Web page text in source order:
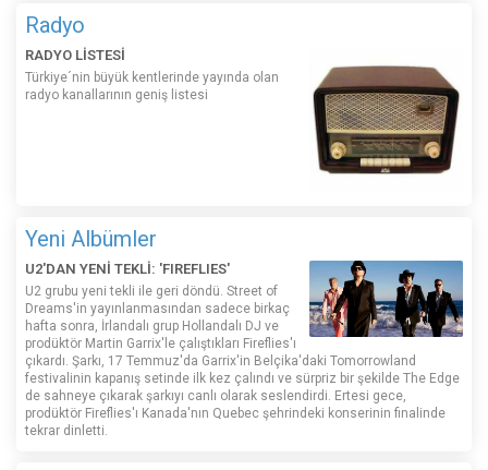
Radyo
RADYO LİSTESİ
Türkiye´nin büyük kentlerinde yayında olan
radyo kanallarının geniş listesi
Yeni Albümler
U2'DAN YENİ TEKLİ: 'FIREFLIES'
U2 grubu yeni tekli ile geri döndü. Street of
Dreams'in yayınlanmasından sadece birkaç
hafta sonra, İrlandalı grup Hollandalı DJ ve
prodüktör Martin Garrix'le çalıştıkları Fireflies'ı
çıkardı. Şarkı, 17 Temmuz'da Garrix'in Belçika'daki Tomorrowland
festivalinin kapanış setinde ilk kez çalındı ​​ve sürpriz bir şekilde The Edge
de sahneye çıkarak şarkıyı canlı olarak seslendirdi. Ertesi gece,
prodüktör Fireflies'ı Kanada'nın Quebec şehrindeki konserinin finalinde
tekrar dinletti.